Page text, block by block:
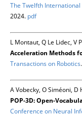
The Twelfth
2024. pdf
L Montaut, Q Le Lidec, V
Acceleration Methods
Transactions on Robotics
A Vobecky, O Siméoni, D
POP-3D: Open-
Conference on Neural